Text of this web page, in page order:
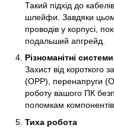
Такий підхід до
шлейфи. Завдяки
проводів у корпусі,
подальший апгрейд.
Різноманітні
Захист від короткого
(OPP), перенапруги
роботу вашого ПК
поломкам
Тиха робота